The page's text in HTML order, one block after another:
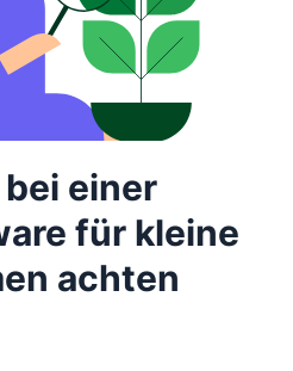
einer
für kleine
achten